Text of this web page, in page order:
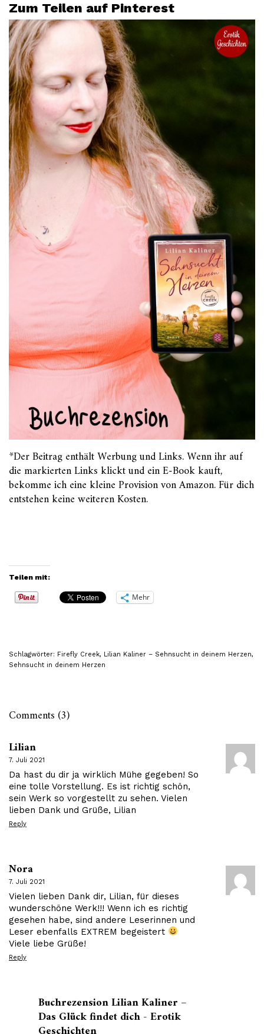
Zum Teilen auf Pinterest
*Der Beitrag enthält Werbung und Links. Wenn ihr auf
die markierten Links klickt und ein E-Book kauft,
bekomme ich eine kleine Provision von Amazon. Für dich
entstehen keine weiteren Kosten.
Teilen mit:
Mehr
Schlagwörter: Firefly Creek, Lilian Kaliner – Sehnsucht in deinem Herzen,
Sehnsucht in deinem Herzen
Comments (3)
Lilian
7. Juli 2021
Da hast du dir ja wirklich Mühe gegeben! So
eine tolle Vorstellung. Es ist richtig schön,
sein Werk so vorgestellt zu sehen. Vielen
lieben Dank und Grüße, Lilian
Reply
Nora
7. Juli 2021
Vielen lieben Dank dir, Lilian, für dieses
wunderschöne Werk!!! Wenn ich es richtig
gesehen habe, sind andere Leserinnen und
Leser ebenfalls EXTREM begeistert
Viele liebe Grüße!
Reply
Buchrezension Lilian Kaliner –
Das Glück findet dich - Erotik